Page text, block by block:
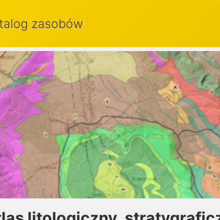
zasobów